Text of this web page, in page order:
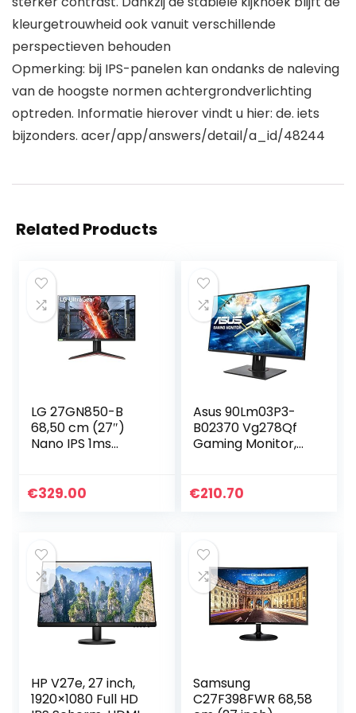
kleurgetrouwheid ook vanuit verschillende
perspectieven behouden
Opmerking: bij IPS-panelen kan ondanks de naleving
van de hoogste normen achtergrondverlichting
optreden. Informatie hierover vindt u hier: de. iets
bijzonders. acer/app/answers/detail/a_id/48244
Related Products
LG 27GN850-B
68,50 cm (27″)
Nano IPS 1ms
Display Port, HDMI,
zwart
€329.00
Asus 90Lm03P3-
B02370 Vg278Qf
Gaming Monitor,
0.5Ms*,
€210.70
HP V27e, 27 inch,
1920×1080 Full HD
Samsung
C27F398FWR 68,58